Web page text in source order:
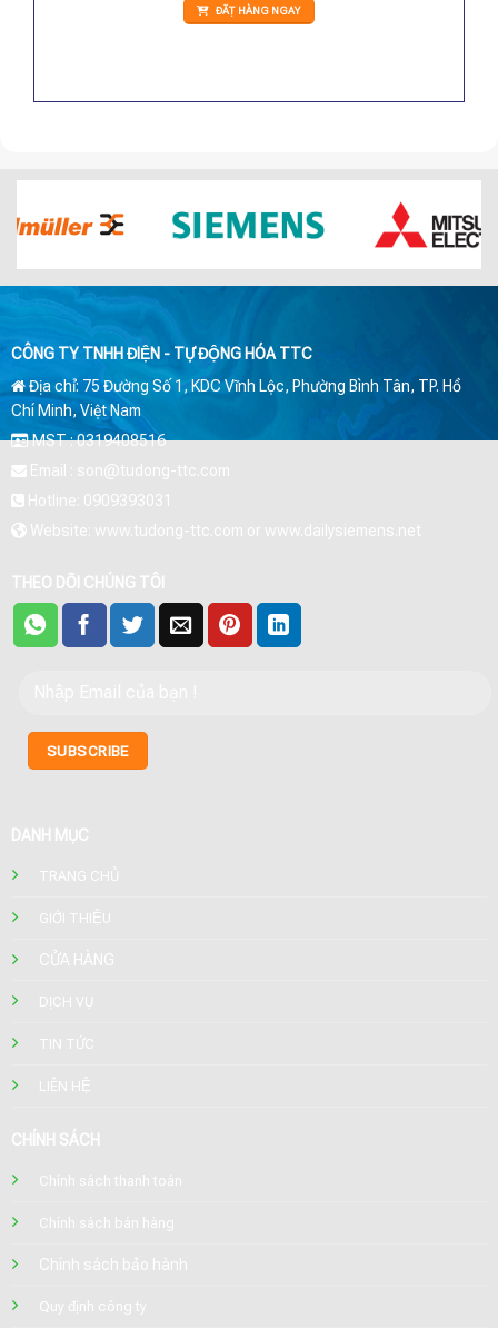
ĐẶT HÀNG NGAY
CÔNG TY TNHH ĐIỆN - TỰ ĐỘNG HÓA TTC
Địa chỉ: 75 Đường Số 1, KDC Vĩnh Lộc, Phường Bình Tân, TP. Hồ
Chí Minh, Việt Nam
MST : 0319408516
Email : son@tudong-ttc.com
Hotline: 0909393031
Website: www.tudong-ttc.com or www.dailysiemens.net
THEO DÕI CHÚNG TÔI
DANH MỤC
TRANG CHỦ
GIỚI THIỆU
CỬA HÀNG
DỊCH VỤ
TIN TỨC
LIÊN HỆ
CHÍNH SÁCH
Chính sách thanh toán
Chính sách bán hàng
Chính sách bảo hành
Quy định công ty